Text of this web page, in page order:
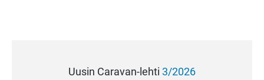
Uusin Caravan-lehti 3/2026